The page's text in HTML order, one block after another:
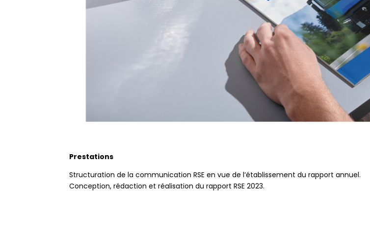
Prestations
Structuration de la communication RSE en vue de l’établissement du rapport annuel.
Conception, rédaction et réalisation du rapport RSE 2023.